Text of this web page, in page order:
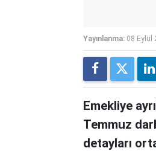
Yayınlanma: 08 Eylül
Emekliye
Temmuz
detayları